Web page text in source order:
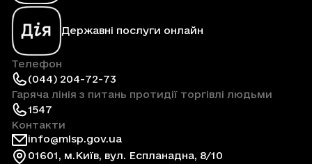
Державні послуги онлайн
Телефон
(044) 204-72-73
Гаряча лінія з питань протидії торгівлі людьми
1547
Контакти
info@mlsp.gov.ua
01601, м.Київ, вул. Еспланадна, 8/10